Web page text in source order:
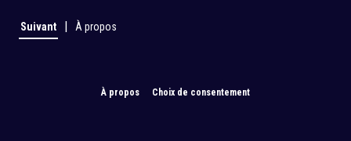
Suivant | À propos
À propos Choix de consentement